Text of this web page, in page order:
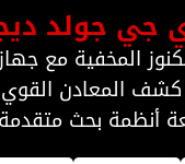
جي جولد
المخفية مع
كشف المعادن القوي
أنظمة بحث متقدمة